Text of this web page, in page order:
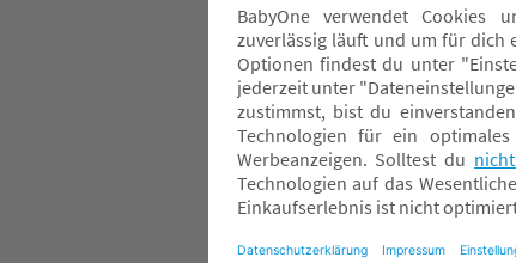
UVP 36,90 CHF
34,90 CHF*
Online verfügbar
Fachmarkt wählen